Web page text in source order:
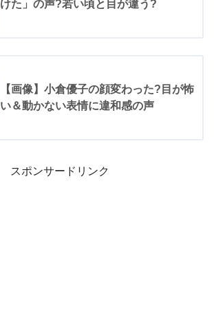
けた」の声?若い頃と目が違う?
【画像】小倉優子の顔変わった?目が怖
い＆動かない表情に違和感の声
スポンサードリンク